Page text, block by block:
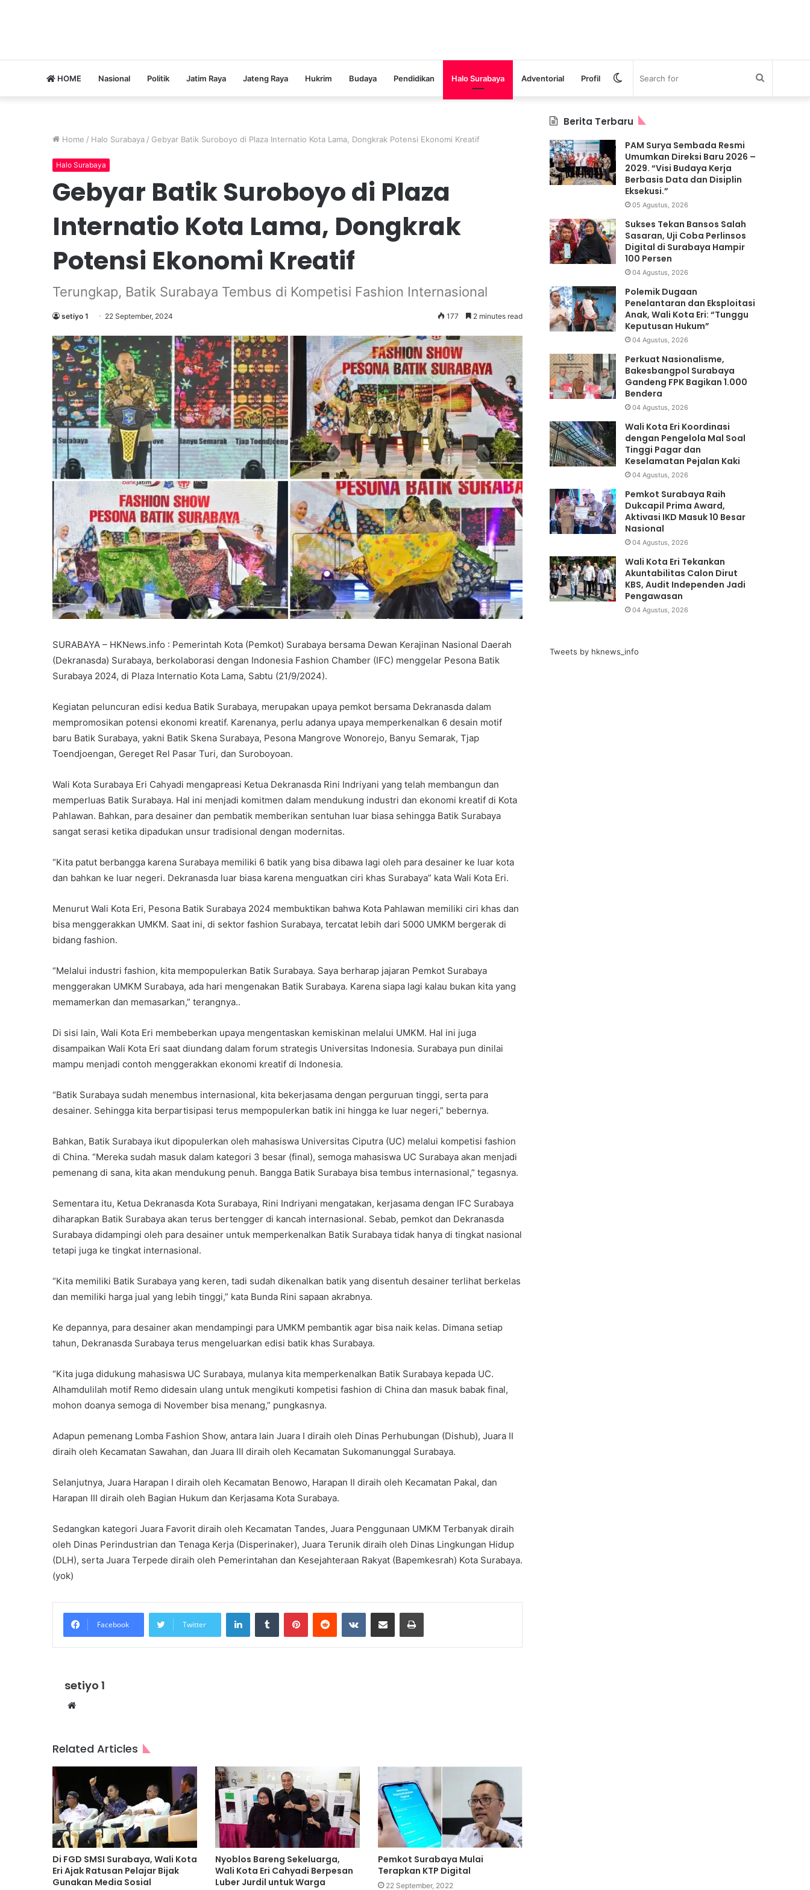
HOME Nasional Politik Jatim Raya Jateng Raya Hukrim Budaya Pendidikan Halo Surabaya Adventorial Profil Search
Switch
skin
Home / Halo Surabaya / Gebyar Batik Suroboyo di Plaza Internatio Kota Lama, Dongkrak Potensi Ekonomi Kreatif
Halo Surabaya
Gebyar Batik Suroboyo di Plaza
Internatio Kota Lama, Dongkrak
Potensi Ekonomi Kreatif
Terungkap, Batik Surabaya Tembus di Kompetisi Fashion Internasional
setiyo 1 22 September, 2024 177 2 minutes read
SURABAYA – HKNews.info : Pemerintah Kota (Pemkot) Surabaya bersama Dewan Kerajinan Nasional Daerah
(Dekranasda) Surabaya, berkolaborasi dengan Indonesia Fashion Chamber (IFC) menggelar Pesona Batik
Surabaya 2024, di Plaza Internatio Kota Lama, Sabtu (21/9/2024).
Kegiatan peluncuran edisi kedua Batik Surabaya, merupakan upaya pemkot bersama Dekranasda dalam
mempromosikan potensi ekonomi kreatif. Karenanya, perlu adanya upaya memperkenalkan 6 desain motif
baru Batik Surabaya, yakni Batik Skena Surabaya, Pesona Mangrove Wonorejo, Banyu Semarak, Tjap
Toendjoengan, Gereget Rel Pasar Turi, dan Suroboyoan.
Wali Kota Surabaya Eri Cahyadi mengapreasi Ketua Dekranasda Rini Indriyani yang telah membangun dan
memperluas Batik Surabaya. Hal ini menjadi komitmen dalam mendukung industri dan ekonomi kreatif di Kota
Pahlawan. Bahkan, para desainer dan pembatik memberikan sentuhan luar biasa sehingga Batik Surabaya
sangat serasi ketika dipadukan unsur tradisional dengan modernitas.
“Kita patut berbangga karena Surabaya memiliki 6 batik yang bisa dibawa lagi oleh para desainer ke luar kota
dan bahkan ke luar negeri. Dekranasda luar biasa karena menguatkan ciri khas Surabaya” kata Wali Kota Eri.
Menurut Wali Kota Eri, Pesona Batik Surabaya 2024 membuktikan bahwa Kota Pahlawan memiliki ciri khas dan
bisa menggerakkan UMKM. Saat ini, di sektor fashion Surabaya, tercatat lebih dari 5000 UMKM bergerak di
bidang fashion.
“Melalui industri fashion, kita mempopulerkan Batik Surabaya. Saya berharap jajaran Pemkot Surabaya
menggerakan UMKM Surabaya, ada hari mengenakan Batik Surabaya. Karena siapa lagi kalau bukan kita yang
memamerkan dan memasarkan,” terangnya..
Di sisi lain, Wali Kota Eri membeberkan upaya mengentaskan kemiskinan melalui UMKM. Hal ini juga
disampaikan Wali Kota Eri saat diundang dalam forum strategis Universitas Indonesia. Surabaya pun dinilai
mampu menjadi contoh menggerakkan ekonomi kreatif di Indonesia.
“Batik Surabaya sudah menembus internasional, kita bekerjasama dengan perguruan tinggi, serta para
desainer. Sehingga kita berpartisipasi terus mempopulerkan batik ini hingga ke luar negeri,” bebernya.
Bahkan, Batik Surabaya ikut dipopulerkan oleh mahasiswa Universitas Ciputra (UC) melalui kompetisi fashion
di China. “Mereka sudah masuk dalam kategori 3 besar (final), semoga mahasiswa UC Surabaya akan menjadi
pemenang di sana, kita akan mendukung penuh. Bangga Batik Surabaya bisa tembus internasional,” tegasnya.
Sementara itu, Ketua Dekranasda Kota Surabaya, Rini Indriyani mengatakan, kerjasama dengan IFC Surabaya
diharapkan Batik Surabaya akan terus bertengger di kancah internasional. Sebab, pemkot dan Dekranasda
Surabaya didampingi oleh para desainer untuk memperkenalkan Batik Surabaya tidak hanya di tingkat nasional
tetapi juga ke tingkat internasional.
“Kita memiliki Batik Surabaya yang keren, tadi sudah dikenalkan batik yang disentuh desainer terlihat berkelas
dan memiliki harga jual yang lebih tinggi,” kata Bunda Rini sapaan akrabnya.
Ke depannya, para desainer akan mendampingi para UMKM pembantik agar bisa naik kelas. Dimana setiap
tahun, Dekranasda Surabaya terus mengeluarkan edisi batik khas Surabaya.
“Kita juga didukung mahasiswa UC Surabaya, mulanya kita memperkenalkan Batik Surabaya kepada UC.
Alhamdulilah motif Remo didesain ulang untuk mengikuti kompetisi fashion di China dan masuk babak final,
mohon doanya semoga di November bisa menang,” pungkasnya.
Adapun pemenang Lomba Fashion Show, antara lain Juara I diraih oleh Dinas Perhubungan (Dishub), Juara II
diraih oleh Kecamatan Sawahan, dan Juara III diraih oleh Kecamatan Sukomanunggal Surabaya.
Selanjutnya, Juara Harapan I diraih oleh Kecamatan Benowo, Harapan II diraih oleh Kecamatan Pakal, dan
Harapan III diraih oleh Bagian Hukum dan Kerjasama Kota Surabaya.
Sedangkan kategori Juara Favorit diraih oleh Kecamatan Tandes, Juara Penggunaan UMKM Terbanyak diraih
oleh Dinas Perindustrian dan Tenaga Kerja (Disperinaker), Juara Terunik diraih oleh Dinas Lingkungan Hidup
(DLH), serta Juara Terpede diraih oleh Pemerintahan dan Kesejahteraan Rakyat (Bapemkesrah) Kota Surabaya.
(yok)
Facebook Twitter
LinkedInTumblr PinterestReddit VKontakteShare via Email Print
setiyo 1
Website
Related Articles
Di FGD SMSI Surabaya, Wali Kota
Eri Ajak Ratusan Pelajar Bijak
Gunakan Media Sosial
Nyoblos Bareng Sekeluarga,
Wali Kota Eri Cahyadi Berpesan
Luber Jurdil untuk Warga
Pemkot Surabaya Mulai
Terapkan KTP Digital
22 September, 2022
Berita Terbaru
PAM Surya Sembada Resmi
Umumkan Direksi Baru 2026 –
2029. “Visi Budaya Kerja
Berbasis Data dan Disiplin
Eksekusi.”
05 Agustus, 2026
Sukses Tekan Bansos Salah
Sasaran, Uji Coba Perlinsos
Digital di Surabaya Hampir
100 Persen
04 Agustus, 2026
Polemik Dugaan
Penelantaran dan Eksploitasi
Anak, Wali Kota Eri: “Tunggu
Keputusan Hukum”
04 Agustus, 2026
Perkuat Nasionalisme,
Bakesbangpol Surabaya
Gandeng FPK Bagikan 1.000
Bendera
04 Agustus, 2026
Wali Kota Eri Koordinasi
dengan Pengelola Mal Soal
Tinggi Pagar dan
Keselamatan Pejalan Kaki
04 Agustus, 2026
Pemkot Surabaya Raih
Dukcapil Prima Award,
Aktivasi IKD Masuk 10 Besar
Nasional
04 Agustus, 2026
Wali Kota Eri Tekankan
Akuntabilitas Calon Dirut
KBS, Audit Independen Jadi
Pengawasan
04 Agustus, 2026
Tweets by hknews_info